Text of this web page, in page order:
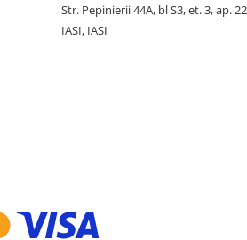
Str. Pepinierii 44A, bl S3, et. 3, ap. 22
IASI, IASI